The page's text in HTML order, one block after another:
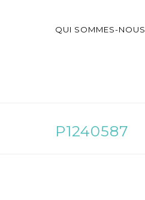
QUI SOMMES-NOUS
P1240587